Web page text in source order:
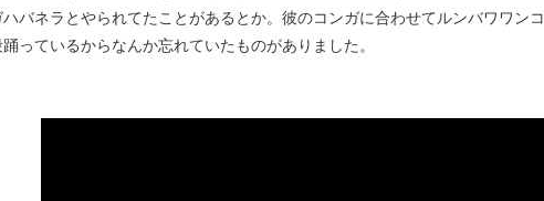
バネラとやられてたことがあるとか。彼のコンガに合わせてルンバワワン
っているからなんか忘れていたものがありました。